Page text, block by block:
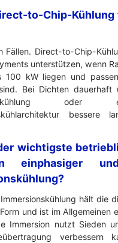
to-Chip-Kühlung
Fällen. Direct-to-Chip-
unterstützen, wenn
kW liegen und
Bei Dichten dauerhaft
oder
bessere
wichtigste
einphasiger
hält die
und ist im Allgemeinen
Immersion nutzt Sieden
verbessern